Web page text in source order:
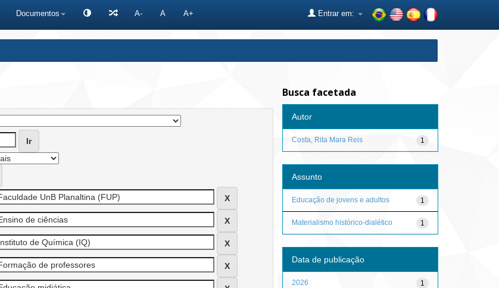
Documentos A- A A+ Entrar em:
Busca facetada
Autor
1
Costa, Rita Mara Reis
Assunto
1
Educação de jovens e adultos
1
Materialismo histórico-dialético
Data de publicação
1
2026